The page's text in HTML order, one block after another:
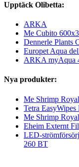
Upptäck Olibetta:
ARKA
Me Cubito
Dennerle Plants
Europet Aqua
ARKA myAqua
Nya produkter:
Me Shrimp
Tetra EasyWipes
Me Shrimp
Eheim Externt
LED-
260 BT